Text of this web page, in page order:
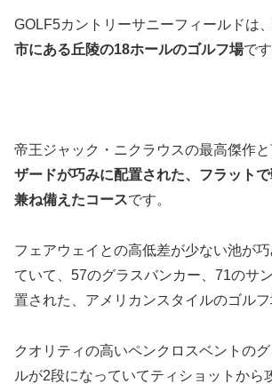
GOLF5カントリーサニーフィールドは、
市にある丘陵の18ホールのゴルフ場です
帝王ジャック・ニクラウスの最高傑作
ザードが巧みに配置された、フラット
兼ね備えたコースです。
フェアウェイとの高低差が少ない池が
ていて、57のグラスバンカー、71のサ
置された、アメリカンスタイルのゴルフ
クオリティの高いペンクロスベントの
ルが2段になっていてティショットから